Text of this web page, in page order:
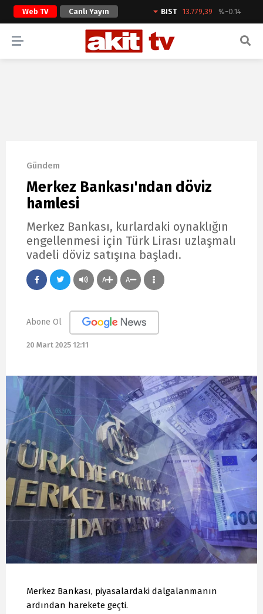
Web TV Canlı Yayın BIST 13.779,39 %-0.14
ARAMA YAP
Gündem
Merkez Bankası'ndan döviz
hamlesi
Merkez Bankası, kurlardaki oynaklığın
engellenmesi için Türk Lirası uzlaşmalı
vadeli döviz satışına başladı.
A A
Abone Ol
20 Mart 2025 12:11
Merkez Bankası, piyasalardaki dalgalanmanın
ardından harekete geçti.